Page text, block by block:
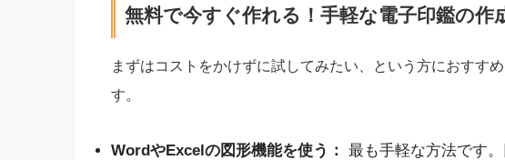
無料で今すぐ作れる！手軽な電子印鑑の作
まずはコストをかけずに試してみたい、という方におすす
す。
WordやExcelの図形機能を使う： 最も手軽な方法です